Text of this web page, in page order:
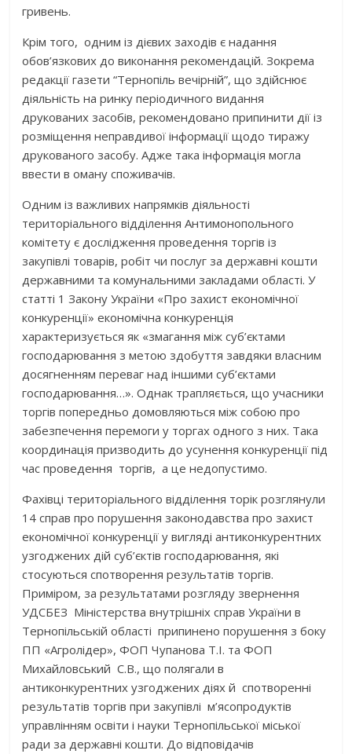
гривень.
Крім того, одним із дієвих заходів є надання
обов’язкових до виконання рекомендацій. Зокрема
редакції газети “Тернопіль вечірній”, що здійснює
діяльність на ринку періодичного видання
друкованих засобів, рекомендовано припинити дії із
розміщення неправдивої інформації щодо тиражу
друкованого засобу. Адже така інформація могла
ввести в оману споживачів.
Одним із важливих напрямків діяльності
територіального відділення Антимонопольного
комітету є дослідження проведення торгів із
закупівлі товарів, робіт чи послуг за державні кошти
державними та комунальними закладами області. У
статті 1 Закону України «Про захист економічної
конкуренції» економічна конкуренція
характеризується як «змагання між суб’єктами
господарювання з метою здобуття завдяки власним
досягненням переваг над іншими суб’єктами
господарювання…». Однак трапляється, що учасники
торгів попередньо домовляються між собою про
забезпечення перемоги у торгах одного з них. Така
координація призводить до усунення конкуренції під
час проведення торгів, а це недопустимо.
Фахівці територіального відділення торік розглянули
14 справ про порушення законодавства про захист
економічної конкуренції у вигляді антиконкурентних
узгоджених дій суб’єктів господарювання, які
стосуються спотворення результатів торгів.
Приміром, за результатами розгляду звернення
УДСБЕЗ Міністерства внутрішніх справ України в
Тернопільській області припинено порушення з боку
ПП «Агролідер», ФОП Чупанова Т.І. та ФОП
Михайловський С.В., що полягали в
антиконкурентних узгоджених діях й спотворенні
результатів торгів при закупівлі м’ясопродуктів
управлінням освіти і науки Тернопільської міської
ради за державні кошти. До відповідачів